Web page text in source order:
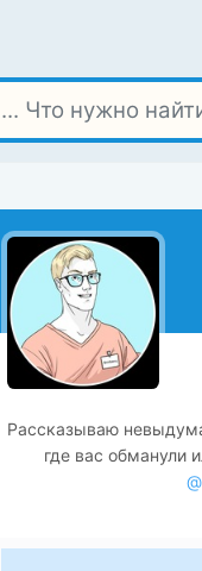
Рассказываю
где вас обманули